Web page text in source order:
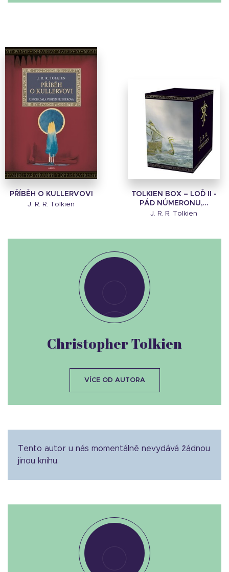
PŘÍBĚH O KULLERVOVI
J. R. R. Tolkien
TOLKIEN BOX – LOĎ II -
PÁD NÚMERONU,...
J. R. R. Tolkien
Tento autor u nás momentálně nevydává žádnou
jinou knihu.
Christopher Tolkien
VÍCE OD AUTORA